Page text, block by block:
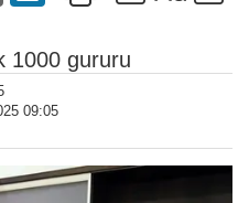
1000 gururu
09:05